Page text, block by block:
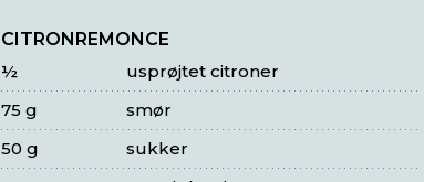
CITRONREMONCE
usprøjtet citroner
½
smør
75 g
sukker
50 g